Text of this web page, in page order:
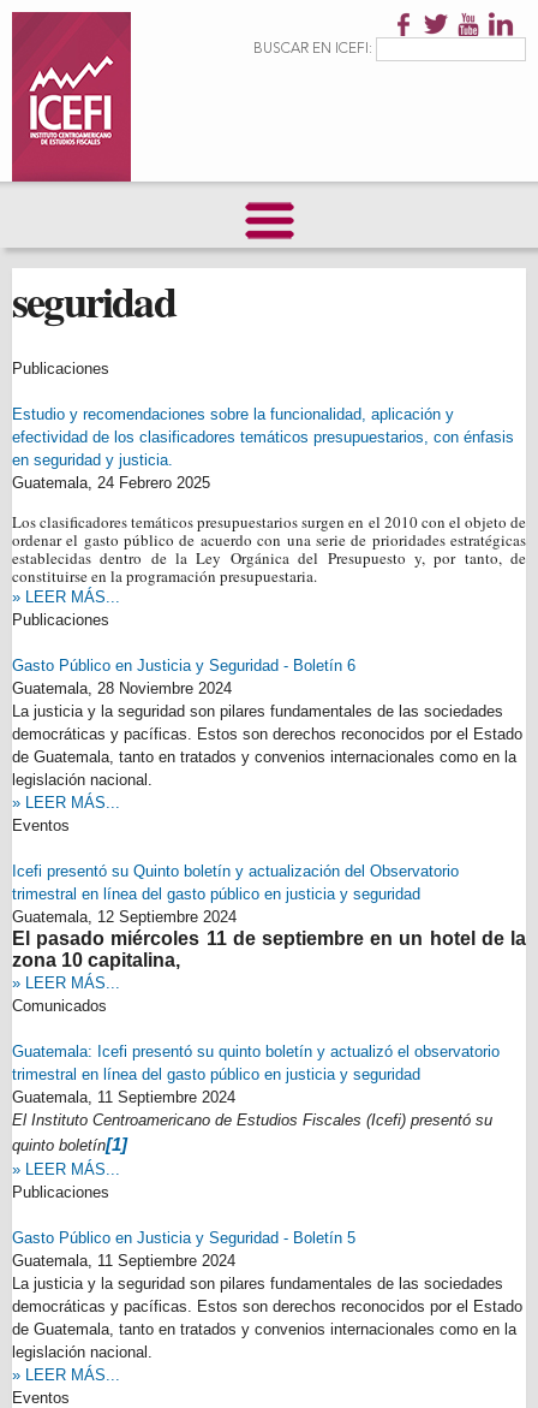
principalFormulario de
BUSCAR EN ICEFI:
seguridad
Publicaciones
Estudio y recomendaciones sobre la funcionalidad, aplicación y
efectividad de los clasificadores temáticos presupuestarios, con énfasis
en seguridad y justicia.
Guatemala, 24 Febrero 2025
Los clasificadores temáticos presupuestarios surgen en el 2010 con el objeto de
ordenar el gasto público de acuerdo con una serie de prioridades estratégicas
establecidas dentro de la Ley Orgánica del Presupuesto y, por tanto, de
constituirse en la programación presupuestaria.
» LEER MÁS...
Publicaciones
Gasto Público en Justicia y Seguridad - Boletín 6
Guatemala, 28 Noviembre 2024
La justicia y la seguridad son pilares fundamentales de las sociedades
democráticas y pacíficas. Estos son derechos reconocidos por el Estado
de Guatemala, tanto en tratados y convenios internacionales como en la
legislación nacional.
» LEER MÁS...
Eventos
Icefi presentó su Quinto boletín y actualización del Observatorio
trimestral en línea del gasto público en justicia y seguridad
Guatemala, 12 Septiembre 2024
El pasado miércoles 11 de septiembre en un hotel de la
zona 10 capitalina,
» LEER MÁS...
Comunicados
Guatemala: Icefi presentó su quinto boletín y actualizó el observatorio
trimestral en línea del gasto público en justicia y seguridad
Guatemala, 11 Septiembre 2024
El Instituto Centroamericano de Estudios Fiscales (Icefi) presentó su
quinto boletín[1]
» LEER MÁS...
Publicaciones
Gasto Público en Justicia y Seguridad - Boletín 5
Guatemala, 11 Septiembre 2024
La justicia y la seguridad son pilares fundamentales de las sociedades
democráticas y pacíficas. Estos son derechos reconocidos por el Estado
de Guatemala, tanto en tratados y convenios internacionales como en la
legislación nacional.
» LEER MÁS...
Eventos